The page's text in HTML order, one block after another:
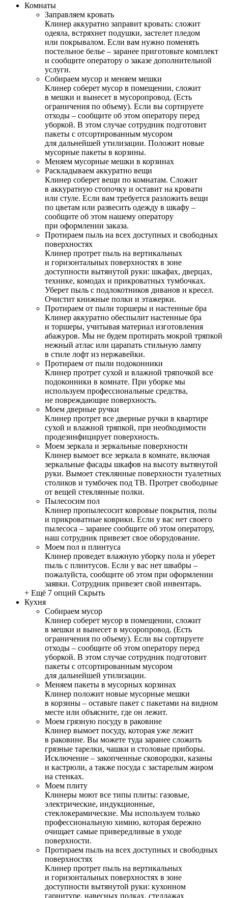
Комнаты
Заправляем кровать
Клинер аккуратно заправит кровать: сложит
одеяла, встряхнет подушки, застелет пледом
или покрывалом. Если вам нужно поменять
постельное белье – заранее приготовьте комплект
и сообщите оператору о заказе дополнительной
услуги.
Собираем мусор и меняем мешки
Клинер соберет мусор в помещении, сложит
в мешки и вынесет в мусоропровод. (Есть
ограничения по объему). Если вы сортируете
отходы – сообщите об этом оператору перед
уборкой. В этом случае сотрудник подготовит
пакеты с отсортированным мусором
для дальнейшей утилизации. Положит новые
мусорные пакеты в корзины.
Меняем мусорные мешки в корзинах
Раскладываем аккуратно вещи
Клинер соберет вещи по комнатам. Сложит
в аккуратную стопочку и оставит на кровати
или стуле. Если вам требуется разложить вещи
по цветам или развесить одежду в шкафу –
сообщите об этом нашему оператору
при оформлении заказа.
Протираем пыль на всех доступных и свободных
поверхностях
Клинер протрет пыль на вертикальных
и горизонтальных поверхностях в зоне
доступности вытянутой руки: шкафах, дверцах,
технике, комодах и прикроватных тумбочках.
Уберет пыль с подлокотников диванов и кресел.
Очистит книжные полки и этажерки.
Протираем от пыли торшеры и настенные бра
Клинер аккуратно обеспылит настенные бра
и торшеры, учитывая материал изготовления
абажуров. Мы не будем протирать мокрой тряпкой
нежный атлас или царапать стильную лампу
в стиле лофт из нержавейки.
Протираем от пыли подоконники
Клинер протрет сухой и влажной тряпочкой все
подоконники в комнате. При уборке мы
используем профессиональные средства,
не повреждающие поверхность.
Моем дверные ручки
Клинер протрет все дверные ручки в квартире
сухой и влажной тряпкой, при необходимости
продезинфицирует поверхность.
Моем зеркала и зеркальные поверхности
Клинер вымоет все зеркала в комнате, включая
зеркальные фасады шкафов на высоту вытянутой
руки. Вымоет стеклянные поверхности туалетных
столиков и тумбочек под ТВ. Протрет свободные
от вещей стеклянные полки.
Пылесосим пол
Клинер пропылесосит ковровые покрытия, полы
и прикроватные коврики. Если у вас нет своего
пылесоса – заранее сообщите об этом оператору,
наш сотрудник привезет свое оборудование.
Моем пол и плинтуса
Клинер проведет влажную уборку пола и уберет
пыль с плинтусов. Если у вас нет швабры –
пожалуйста, сообщите об этом при оформлении
заявки. Сотрудник привезет свой инвентарь.
+ Ещё 7 опций Скрыть
Кухня
Собираем мусор
Клинер соберет мусор в помещении, сложит
в мешки и вынесет в мусоропровод. (Есть
ограничения по объему). Если вы сортируете
отходы – сообщите об этом оператору перед
уборкой. В этом случае сотрудник подготовит
пакеты с отсортированным мусором
для дальнейшей утилизации.
Меняем пакеты в мусорных корзинах
Клинер положит новые мусорные мешки
в корзины – оставьте пакет с пакетами на видном
месте или объясните, где он лежит.
Моем грязную посуду в раковине
Клинер вымоет посуду, которая уже лежит
в раковине. Вы можете туда заранее сложить
грязные тарелки, чашки и столовые приборы.
Исключение – закопченные сковородки, казаны
и кастрюли, а также посуда с застарелым жиром
на стенках.
Моем плиту
Клинеры моют все типы плиты: газовые,
электрические, индукционные,
стеклокерамические. Мы используем только
профессиональную химию, которая бережно
очищает самые привередливые в уходе
поверхности.
Протираем пыль на всех доступных и свободных
поверхностях
Клинер протрет пыль на вертикальных
и горизонтальных поверхностях в зоне
доступности вытянутой руки: кухонном
гарнитуре, навесных полках, стеллажах